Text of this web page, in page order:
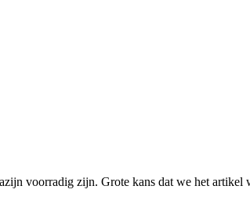
voorradig zijn. Grote kans dat we het artikel